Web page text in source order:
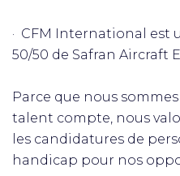
· CFM International est
50/50 de Safran Aircraft
Parce que nous
talent compte, nous
les candidatures de
handicap pour nos